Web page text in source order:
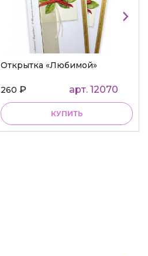
Открытка «Любимой»
260₽ арт. 12070
КУПИТЬ